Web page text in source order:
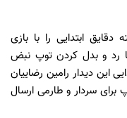
دقایق ابتدایی را با بازی
رد و بدل کردن توپ نبض
این دیدار رامین رضاییان
سردار و طارمی ارسال